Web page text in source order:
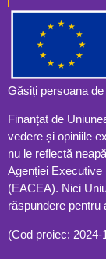
Găsiți persoana
Finanțat de
vedere și opiniile
nu le reflectă
Agenției Executive
(EACEA). Nici
răspundere pentru
(Cod proiec: